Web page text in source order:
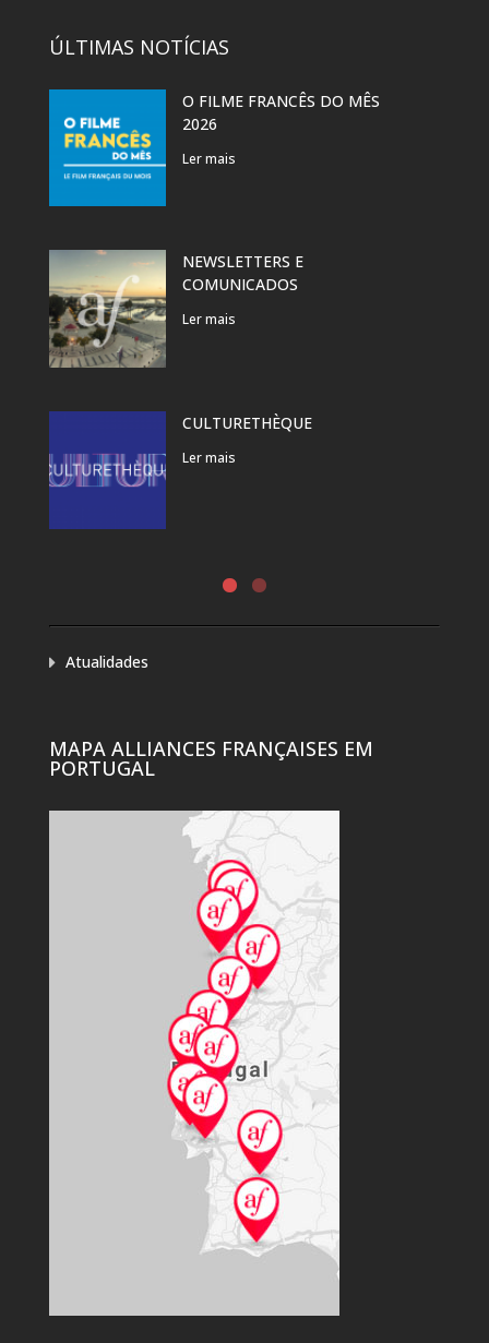
ÚLTIMAS NOTÍCIAS
O FILME FRANCÊS DO MÊS
2026
Ler mais
NEWSLETTERS E
COMUNICADOS
Ler mais
CULTURETHÈQUE
Ler mais
Atualidades
MAPA ALLIANCES FRANÇAISES EM
PORTUGAL